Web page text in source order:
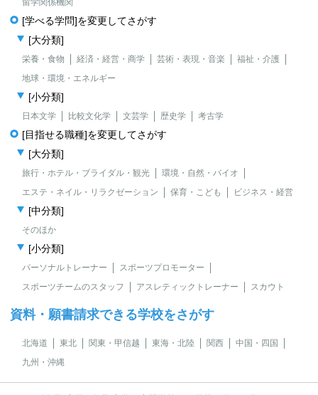
留学関係機関
[学べる学問]を変更してさがす
[大分類]
栄養・食物 経済・経営・商学 芸術・表現・音楽
福祉・介護
地球・環境・エネルギー
[小分類]
日本文学 比較文化学 文芸学 歴史学 考古学
[目指せる職種]を変更してさがす
[大分類]
旅行・ホテル・ブライダル・観光
環境・自然・バイオ
エステ・ネイル・リラクゼーション
保育・こども ビジネス・経営
[中分類]
そのほか
[小分類]
パーソナルトレーナー
スポーツプロモーター
スポーツチームのスタッフ
アスレティックトレーナー スカウト
資料・願書請求できる学校をさがす
北海道 東北 関東・甲信越 東海・北陸 関西
中国・四国
九州・沖縄